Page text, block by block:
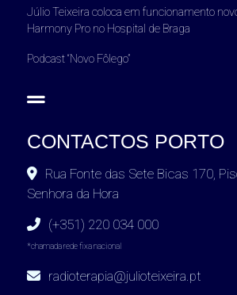
Júlio Teixeira coloca em funcionamento
Harmony Pro no Hospital de Braga
Podcast “Novo Fôlego”
CONTACTOS PORTO
Rua Fonte das Sete Bicas 170,
Senhora da Hora
(+351) 220 034 000
*chamada rede fixa nacional
radioterapia@julioteixeira.pt